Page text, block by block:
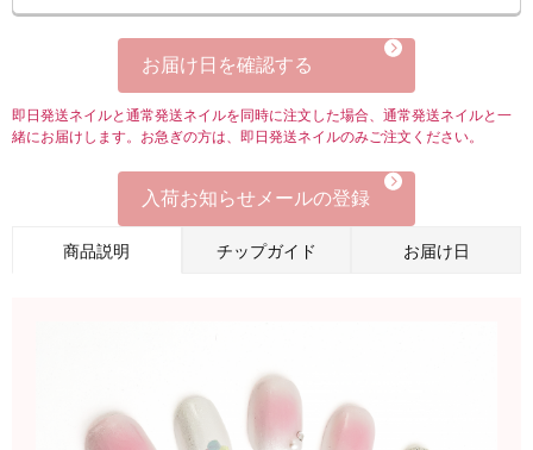
お届け日を確認する
即日発送ネイルと通常発送ネイルを同時に注文した場合、通常発送ネイルと一
緒にお届けします。お急ぎの方は、即日発送ネイルのみご注文ください。
入荷お知らせメールの登録
商品説明 チップガイド お届け日